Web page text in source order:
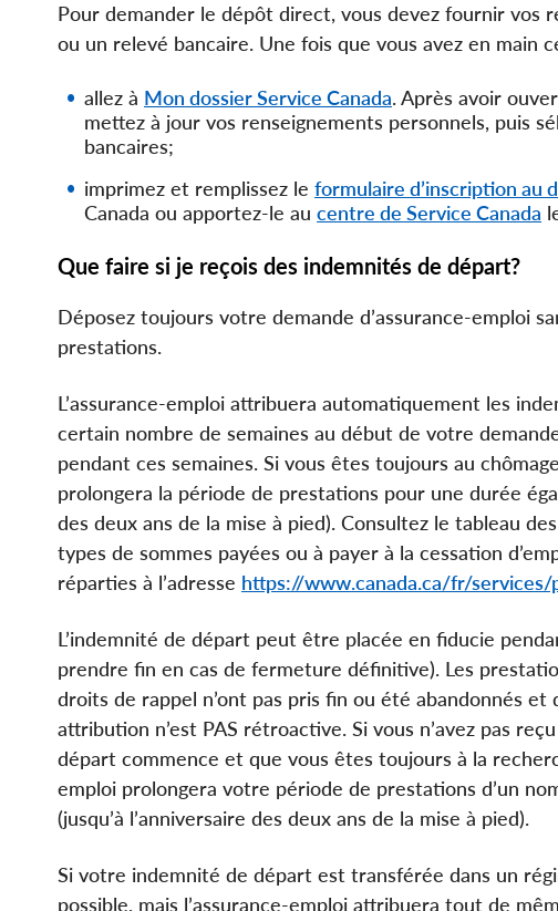
Pour demander le dépôt direct, vous devez fournir vos
ou un relevé bancaire. Une fois que vous avez en main
allez à Mon dossier Service Canada. Après avoir
mettez à jour vos renseignements personnels, puis
bancaires;
imprimez et remplissez le formulaire d’inscription au
Canada ou apportez-le au centre de Service Canada
Que faire si je reçois des indemnités de départ?
Déposez toujours votre demande d’assurance-emploi
prestations.
L’assurance-emploi attribuera automatiquement les
certain nombre de semaines au début de votre
pendant ces semaines. Si vous êtes toujours au
prolongera la période de prestations pour une durée
des deux ans de la mise à pied). Consultez le tableau
types de sommes payées ou à payer à la cessation
réparties à l’adresse https://www.canada.ca/fr/
L’indemnité de départ peut être placée en fiducie
prendre fin en cas de fermeture définitive). Les
droits de rappel n’ont pas pris fin ou été abandonnés
attribution n’est PAS rétroactive. Si vous n’avez pas
départ commence et que vous êtes toujours à la
emploi prolongera votre période de prestations d’un
(jusqu’à l’anniversaire des deux ans de la mise à pied).
Si votre indemnité de départ est transférée dans un
possible, mais l’assurance-emploi attribuera tout de